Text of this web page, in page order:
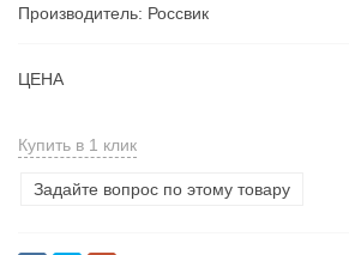
Производитель: Россвик
ЦЕНА
Купить в 1 клик
Задайте вопрос по этому товару